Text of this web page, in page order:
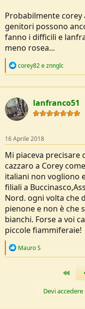
Probabilmente
genitori possono
fanno i difficili e
meno rosea...
R
c
t
i
o
n
corey82eznnglc
lanfranco51
16 Aprile 2018
Mi piaceva precisare
cazzaro a Corey
italiani non vogliono
filiali a
Nord. ogni volta che
pienone e non è che
bianchi. Forse a voi
piccole fiammiferaie!
R
Mauro S
Devi